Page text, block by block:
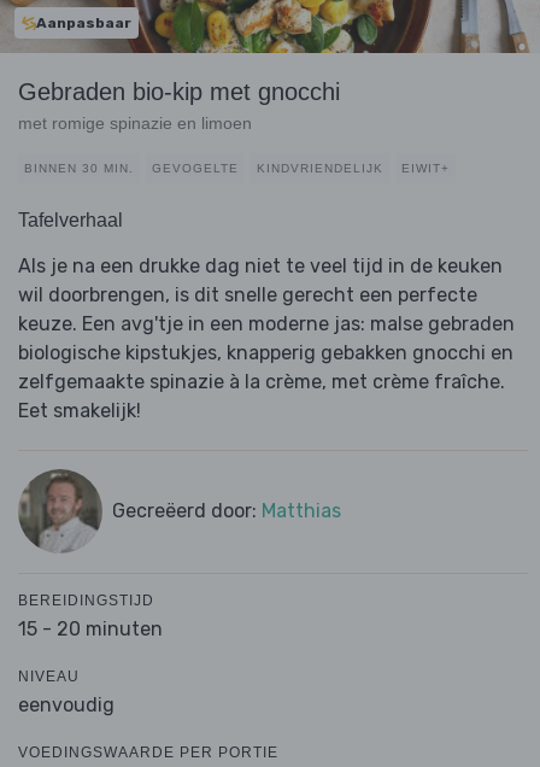
Aanpasbaar
Gebraden bio-kip met gnocchi
met romige spinazie en limoen
BINNEN 30 MIN. GEVOGELTE KINDVRIENDELIJK EIWIT+
Tafelverhaal
Als je na een drukke dag niet te veel tijd in de keuken
wil doorbrengen, is dit snelle gerecht een perfecte
keuze. Een avg'tje in een moderne jas: malse gebraden
biologische kipstukjes, knapperig gebakken gnocchi en
zelfgemaakte spinazie à la crème, met crème fraîche.
Eet smakelijk!
Gecreëerd door: Matthias
BEREIDINGSTIJD
15 - 20 minuten
NIVEAU
eenvoudig
VOEDINGSWAARDE PER PORTIE